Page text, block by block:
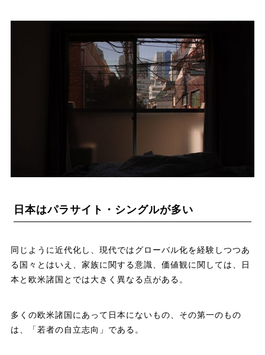
日本はパラサイト・シングルが多い
同じように近代化し、現代ではグローバル化を経験しつつあ
る国々とはいえ、家族に関する意識、価値観に関しては、日
本と欧米諸国とでは大きく異なる点がある。
多くの欧米諸国にあって日本にないもの、その第一のもの
は、「若者の自立志向」である。